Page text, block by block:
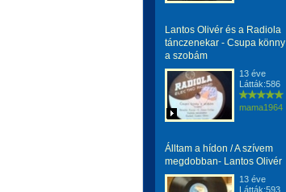
Lantos Olivér és a Radiola
tánczenekar - Csupa könny
a szobám
13 éve
Látták:586
mama1964
Álltam a hídon / A szívem
megdobban- Lantos Olivér
13 éve
Látták:593